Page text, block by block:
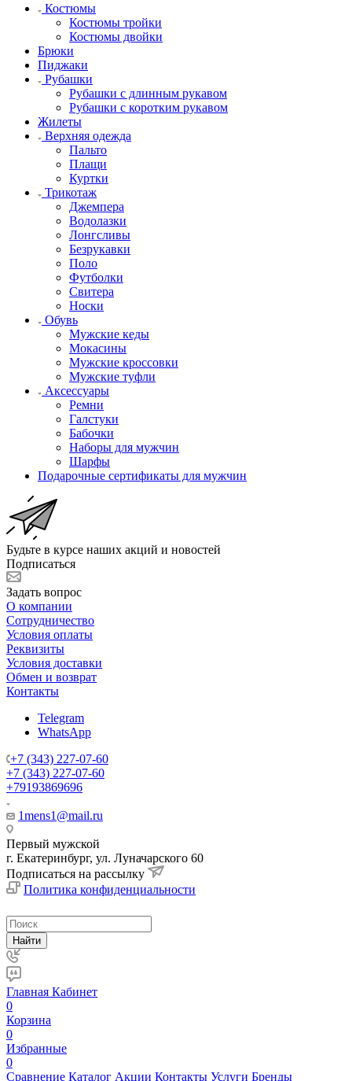
Костюмы
Костюмы тройки
Костюмы двойки
Брюки
Пиджаки
Рубашки
Рубашки с длинным рукавом
Рубашки с коротким рукавом
Жилеты
Верхняя одежда
Пальто
Плащи
Куртки
Трикотаж
Джемпера
Водолазки
Лонгсливы
Безрукавки
Поло
Футболки
Свитера
Носки
Обувь
Мужские кеды
Мокасины
Мужские кроссовки
Мужские туфли
Аксессуары
Ремни
Галстуки
Бабочки
Наборы для мужчин
Шарфы
Подарочные сертификаты для мужчин
Будьте в курсе наших акций и новостей
Подписаться
Задать вопрос
О компании
Сотрудничество
Условия оплаты
Реквизиты
Условия доставки
Обмен и возврат
Контакты
Telegram
WhatsApp
+7 (343) 227-07-60
+7 (343) 227-07-60
+79193869696
1mens1@mail.ru
Первый мужской
г. Екатеринбург, ул. Луначарского 60
Подписаться на рассылку
Политика конфиденциальности
Найти
Главная Кабинет
0
Корзина
0
Избранные
0
Сравнение Каталог Акции Контакты Услуги Бренды